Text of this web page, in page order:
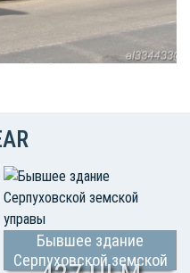
Бывшее здание
Серпуховской земской